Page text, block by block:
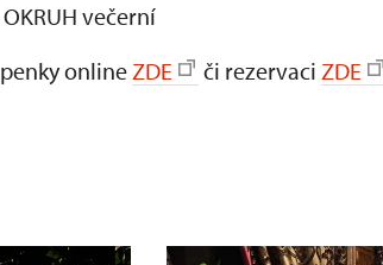
večerní
onlineZDE či rezervaci ZDE